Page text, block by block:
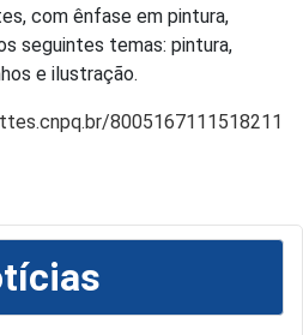
com ênfase em pintura,
seguintes temas: pintura,
e ilustração.
8005167111518211